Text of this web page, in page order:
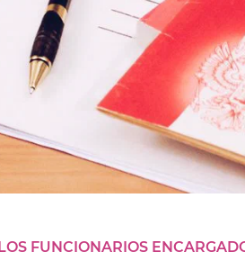
FUNCIONARIOS